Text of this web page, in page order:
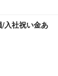
入社祝い金あ